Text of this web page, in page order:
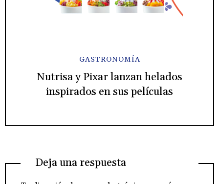
GASTRONOMÍA
Nutrisa y Pixar lanzan helados
inspirados en sus películas
Deja una respuesta